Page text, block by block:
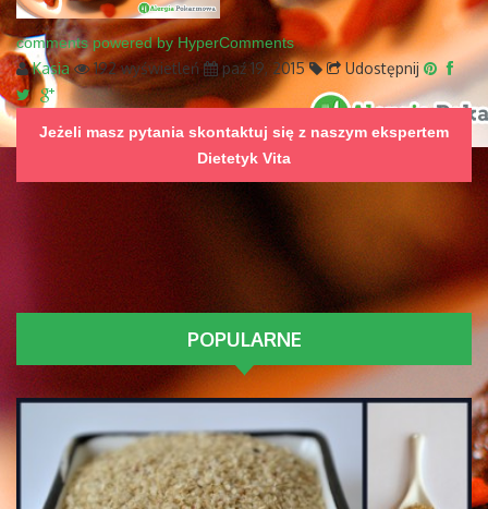
comments powered by HyperComments
Kasia 192 wyświetleń paź 19, 2015 Udostępnij
Jeżeli masz pytania skontaktuj się z naszym ekspertem
Dietetyk Vita
POPULARNE